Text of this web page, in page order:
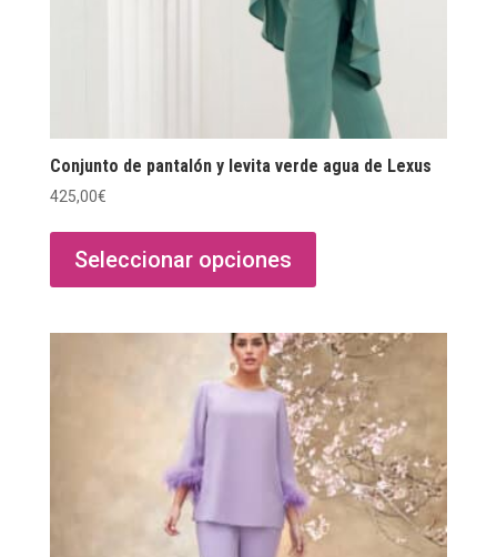
Conjunto de pantalón y levita verde agua de Lexus
425,00€
Seleccionar opciones
tiene
variantes.
Las
opciones
se
pueden
elegir
en